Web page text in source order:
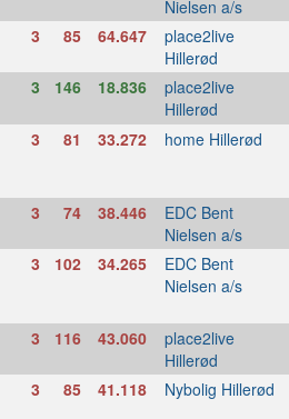
Nielsen a/s
3 85 64.647 place2live
Hillerød
3 146 18.836 place2live
Hillerød
3 81 33.272 home Hillerød
3 74 38.446 EDC Bent
Nielsen a/s
3 102 34.265 EDC Bent
Nielsen a/s
3 116 43.060 place2live
Hillerød
3 85 41.118 Nybolig Hillerød